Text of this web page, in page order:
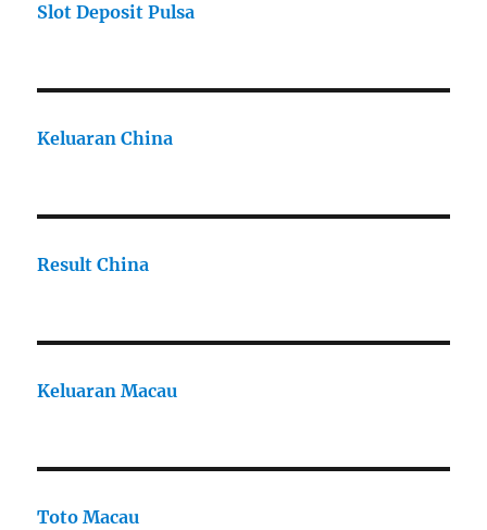
Slot Deposit Pulsa
Keluaran China
Result China
Keluaran Macau
Toto Macau